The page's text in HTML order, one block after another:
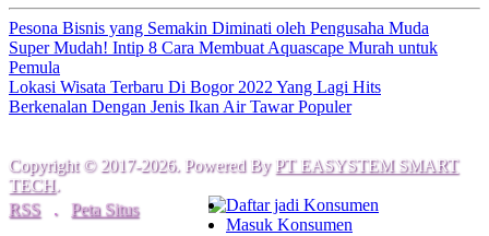
Pesona Bisnis yang Semakin Diminati oleh Pengusaha Muda
Super Mudah! Intip 8 Cara Membuat Aquascape Murah untuk
Pemula
Lokasi Wisata Terbaru Di Bogor 2022 Yang Lagi Hits
Berkenalan Dengan Jenis Ikan Air Tawar Populer
Copyright © 2017-2026. Powered By PT EASYSTEM SMART
TECH.
RSS
. Peta Situs
Daftar jadi Konsumen
Masuk Konsumen